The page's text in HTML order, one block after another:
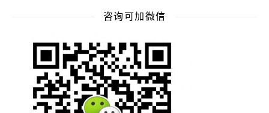
咨询可加微信